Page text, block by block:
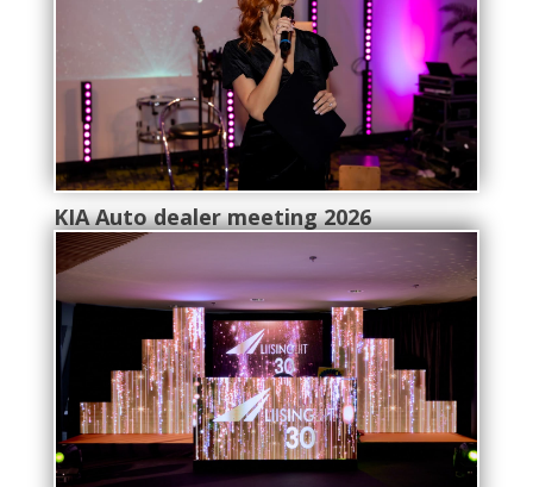
KIA Auto dealer meeting 2026